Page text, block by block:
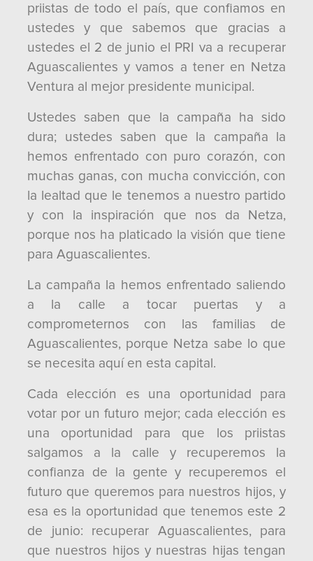
priistas de todo el país, que confiamos en
ustedes y que sabemos que gracias a
ustedes el 2 de junio el PRI va a recuperar
Aguascalientes y vamos a tener en Netza
Ventura al mejor presidente municipal.
Ustedes saben que la campaña ha sido
dura; ustedes saben que la campaña la
hemos enfrentado con puro corazón, con
muchas ganas, con mucha convicción, con
la lealtad que le tenemos a nuestro partido
y con la inspiración que nos da Netza,
porque nos ha platicado la visión que tiene
para Aguascalientes.
La campaña la hemos enfrentado saliendo
a la calle a tocar puertas y a
comprometernos con las familias de
Aguascalientes, porque Netza sabe lo que
se necesita aquí en esta capital.
Cada elección es una oportunidad para
votar por un futuro mejor; cada elección es
una oportunidad para que los priistas
salgamos a la calle y recuperemos la
confianza de la gente y recuperemos el
futuro que queremos para nuestros hijos, y
esa es la oportunidad que tenemos este 2
de junio: recuperar Aguascalientes, para
que nuestros hijos y nuestras hijas tengan